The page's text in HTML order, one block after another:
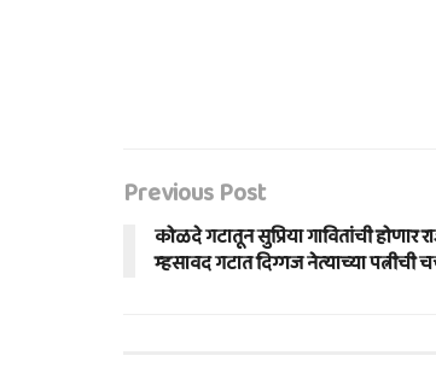
Previous Post
कोळदे गटातून सुप्रिया गावितांची होणार
म्हसावद गटात दिग्गज नेत्याच्या पत्नीची